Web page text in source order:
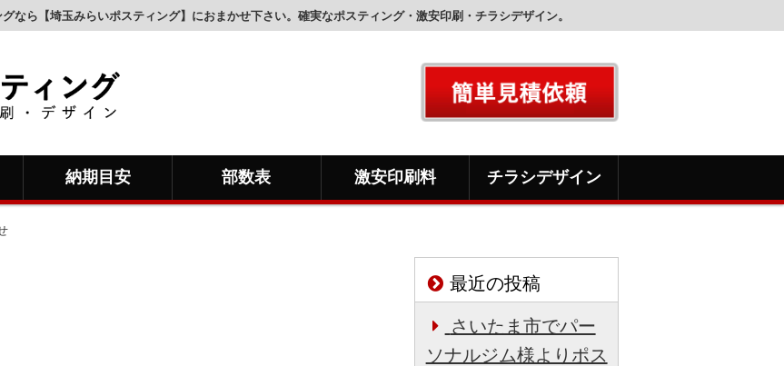
なら【埼玉みらいポスティング】におまかせ下さい。確実なポスティング・激安印刷・チラシデザイン。
納期目安 部数表 激安印刷料 チラシデザイン
最近の投稿
さいたま市でパー
ソナルジム様よりポス